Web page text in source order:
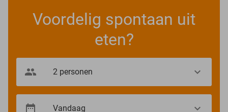
Voordelig spontaan uit
eten?